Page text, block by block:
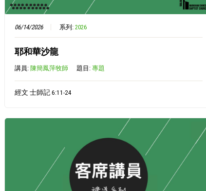
06/14/2026 系列: 2026
耶和華沙龍
講員: 陳簡鳳萍牧師 題目: 專題
經文 士師記 6:11-24